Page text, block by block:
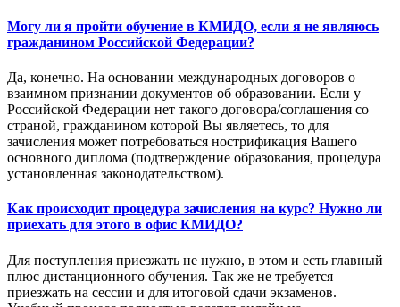
Могу ли я пройти обучение в КМИДО, если я не являюсь
гражданином Российской Федерации?
Да, конечно. На основании международных договоров о
взаимном признании документов об образовании. Если у
Российской Федерации нет такого договора/соглашения со
страной, гражданином которой Вы являетесь, то для
зачисления может потребоваться нострификация Вашего
основного диплома (подтверждение образования, процедура
установленная законодательством).
Как происходит процедура зачисления на курс? Нужно ли
приехать для этого в офис КМИДО?
Для поступления приезжать не нужно, в этом и есть главный
плюс дистанционного обучения. Так же не требуется
приезжать на сессии и для итоговой сдачи экзаменов.